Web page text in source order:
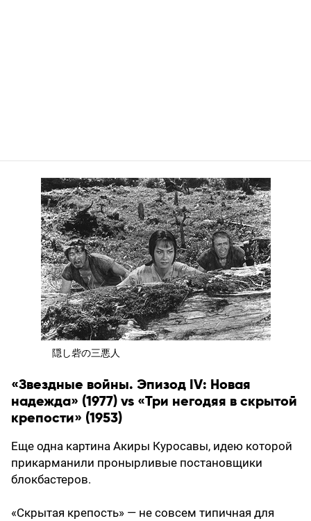
隠し砦の三悪人
«Звездные войны. Эпизод IV: Новая
надежда» (1977) vs «Три негодяя в скрытой
крепости» (1953)
Еще одна картина Акиры Куросавы, идею которой
прикарманили пронырливые постановщики
блокбастеров.
«Скрытая крепость» — не совсем типичная для